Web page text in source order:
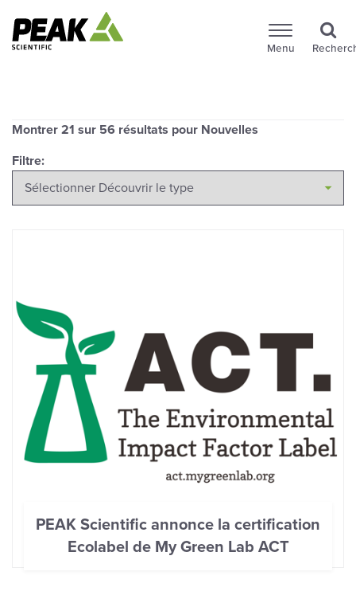
Menu
Montrer 21 sur 56 résultats pour Nouvelles
Filtre:
PEAK Scientific annonce la certification
Ecolabel de My Green Lab ACT